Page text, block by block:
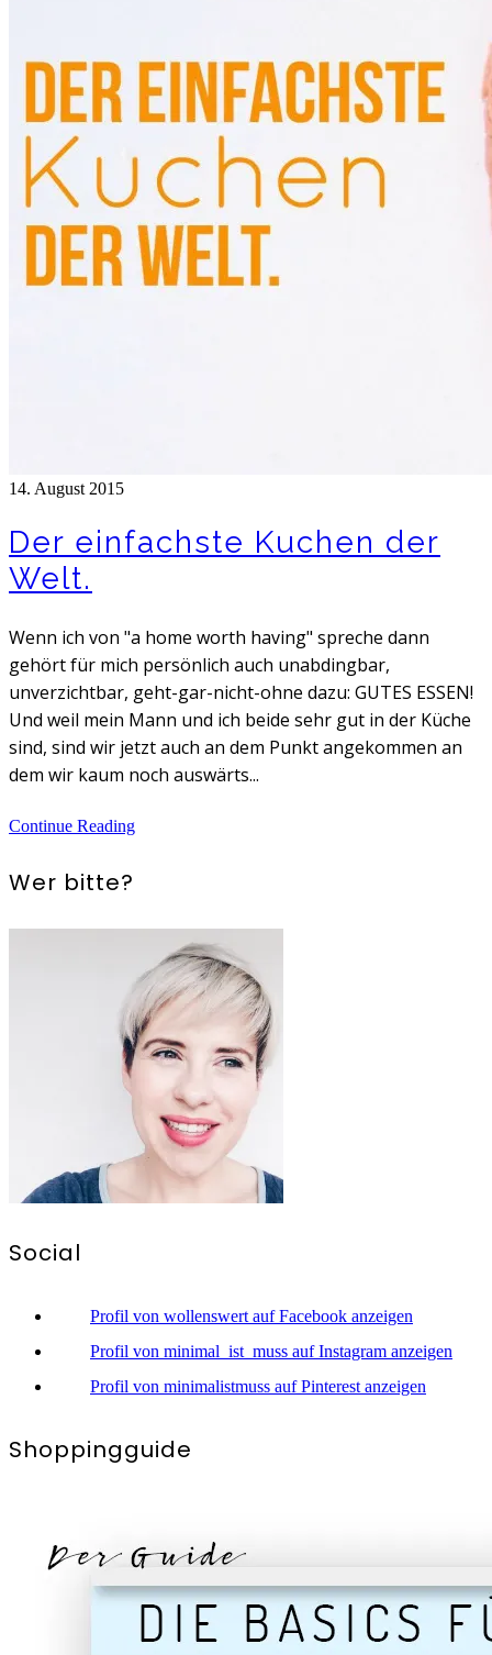
14. August 2015
Der einfachste Kuchen der
Welt.
Wenn ich von "a home worth having" spreche dann
gehört für mich persönlich auch unabdingbar,
unverzichtbar, geht-gar-nicht-ohne dazu: GUTES ESSEN!
Und weil mein Mann und ich beide sehr gut in der Küche
sind, sind wir jetzt auch an dem Punkt angekommen an
dem wir kaum noch auswärts...
Continue Reading
Wer bitte?
Social
Profil von wollenswert auf Facebook anzeigen
Profil von minimal_ist_muss auf Instagram anzeigen
Profil von minimalistmuss auf Pinterest anzeigen
Shoppingguide